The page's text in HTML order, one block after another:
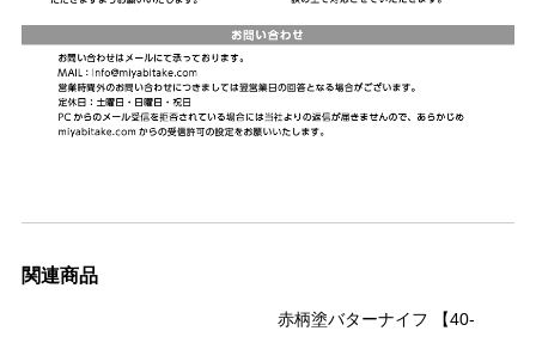
関連商品
赤柄塗バターナイフ 【40-